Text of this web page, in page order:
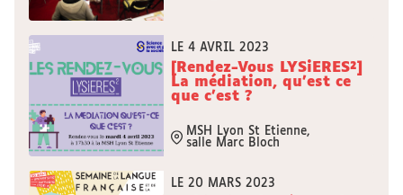
LE 4 AVRIL 2023
[Rendez-Vous LYSiERES²]
La médiation, qu'est ce
que c'est ?
MSH Lyon St Etienne,
salle Marc Bloch
LE 20 MARS 2023